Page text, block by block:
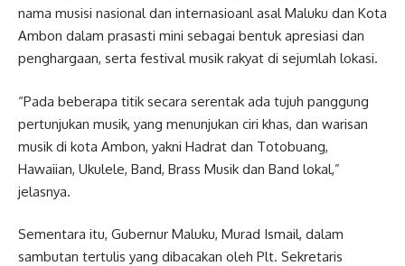
nama musisi nasional dan internasioanl asal Maluku dan Kota
Ambon dalam prasasti mini sebagai bentuk apresiasi dan
penghargaan, serta festival musik rakyat di sejumlah lokasi.
“Pada beberapa titik secara serentak ada tujuh panggung
pertunjukan musik, yang menunjukan ciri khas, dan warisan
musik di kota Ambon, yakni Hadrat dan Totobuang,
Hawaiian, Ukulele, Band, Brass Musik dan Band lokal,”
jelasnya.
Sementara itu, Gubernur Maluku, Murad Ismail, dalam
sambutan tertulis yang dibacakan oleh Plt. Sekretaris